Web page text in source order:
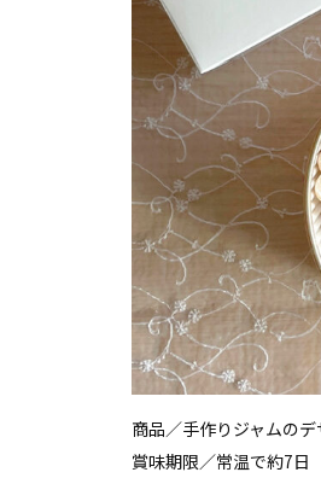
商品／手作りジャムの
賞味期限／常温で約7日